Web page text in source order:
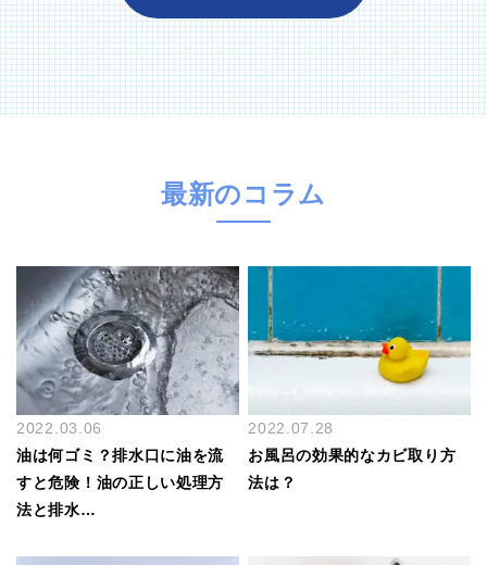
最新のコラム
2022.03.06
油は何ゴミ？排水口に油を流
すと危険！油の正しい処理方
法と排水…
2022.07.28
お風呂の効果的なカビ取り方
法は？